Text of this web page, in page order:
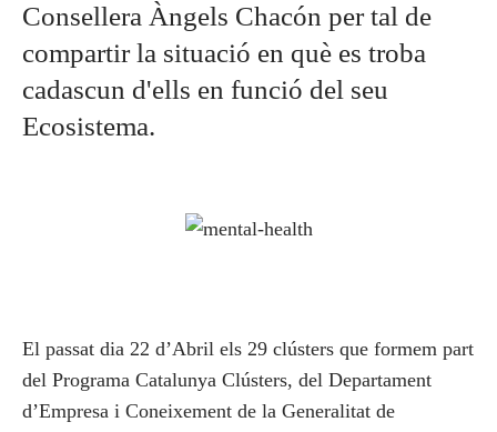
Consellera Àngels Chacón per tal de
compartir la situació en què es troba
cadascun d'ells en funció del seu
Ecosistema.
El passat dia 22 d’Abril els 29 clústers que formem part
del Programa Catalunya Clústers, del Departament
d’Empresa i Coneixement de la Generalitat de